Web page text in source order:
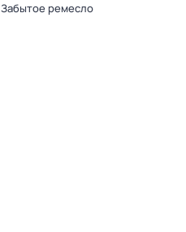
Забытое ремесло